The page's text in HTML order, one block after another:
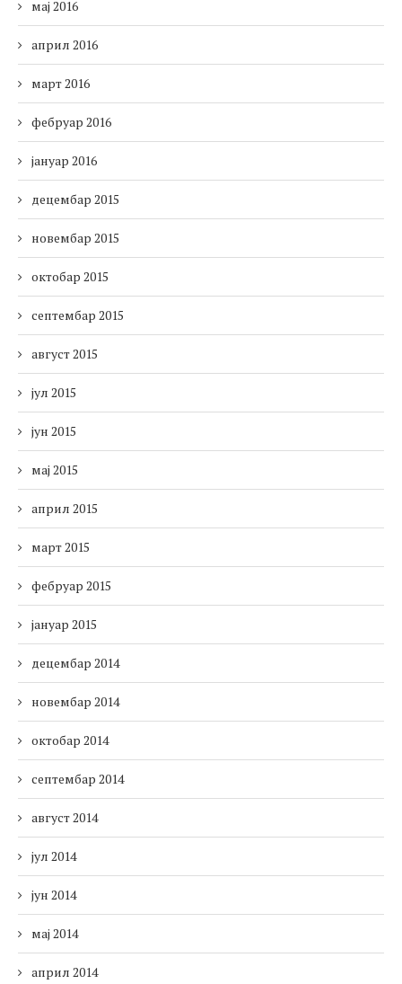
мај 2016
април 2016
март 2016
фебруар 2016
јануар 2016
децембар 2015
новембар 2015
октобар 2015
септембар 2015
август 2015
јул 2015
јун 2015
мај 2015
април 2015
март 2015
фебруар 2015
јануар 2015
децембар 2014
новембар 2014
октобар 2014
септембар 2014
август 2014
јул 2014
јун 2014
мај 2014
април 2014